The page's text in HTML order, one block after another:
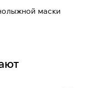
маски